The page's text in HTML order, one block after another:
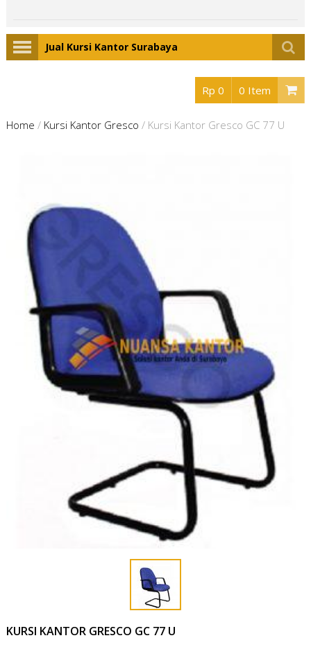
Jual Kursi Kantor Surabaya
Rp 0 0 Item
Home / Kursi Kantor Gresco / Kursi Kantor Gresco GC 77 U
KURSI KANTOR GRESCO GC 77 U